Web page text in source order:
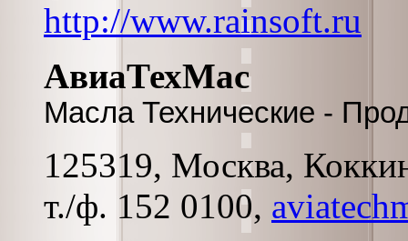
http://www.rainsoft.ru
АвиаТехМас
Масла Технические -
125319, Москва,
т./ф. 152 0100,